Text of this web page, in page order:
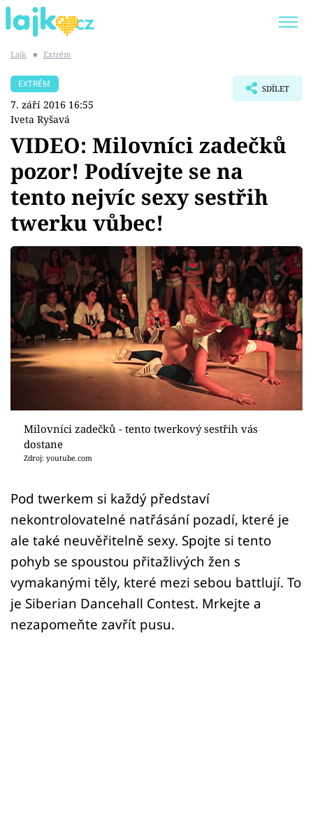
SHOPAHOLICADEL
Témata
Showbyznys
Youtubeři
Virály
Sex a vztahy
Videa
Sledujte prima+
Přihlášení
Lajk ■ Extrém
EXTRÉM
7. září 2016 16:55
Iveta Ryšavá
SDÍLET
VIDEO: Milovníci zadečků
pozor! Podívejte se na
tento nejvíc sexy sestřih
twerku vůbec!
Milovníci zadečků - tento twerkový sestřih vás
dostane
Zdroj: youtube.com
Pod twerkem si každý představí
nekontrolovatelné natřásání pozadí, které je
ale také neuvěřitelně sexy. Spojte si tento
pohyb se spoustou přitažlivých žen s
vymakanými těly, které mezi sebou battlují. To
je Siberian Dancehall Contest. Mrkejte a
nezapomeňte zavřít pusu.